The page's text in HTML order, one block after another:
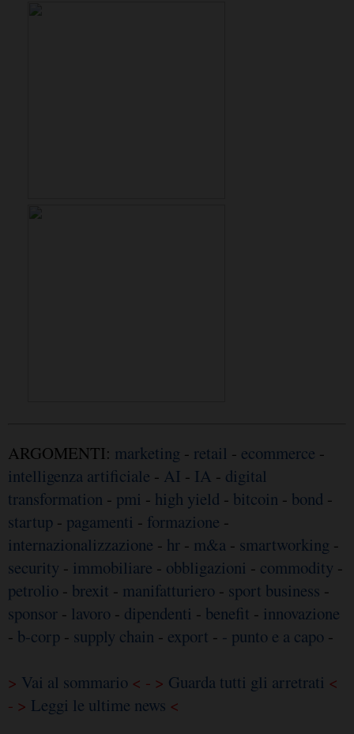
ARGOMENTI: marketing - retail - ecommerce -
intelligenza artificiale - AI - IA - digital
transformation - pmi - high yield - bitcoin - bond -
startup - pagamenti - formazione -
internazionalizzazione - hr - m&a - smartworking -
security - immobiliare - obbligazioni - commodity -
petrolio - brexit - manifatturiero - sport business -
sponsor - lavoro - dipendenti - benefit - innovazione
- b-corp - supply chain - export - - punto e a capo -
> Vai al sommario < - > Guarda tutti gli arretrati <
- > Leggi le ultime news <